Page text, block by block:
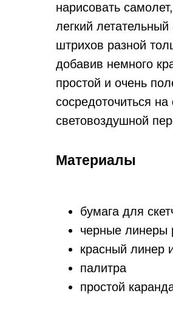
нарисовать
легкий
штрихов разной
добавив немного
простой и очень
сосредоточиться
световоздушной
Материалы
бумага для
черные линеры
красный линер
палитра
простой